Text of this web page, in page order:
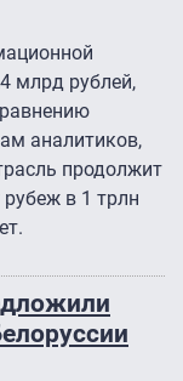
млрд рублей,
аналитиков,
продолжит
в 1 трлн